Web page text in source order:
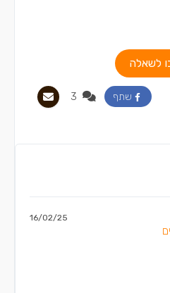
לשאלה
שתף
16/02/25